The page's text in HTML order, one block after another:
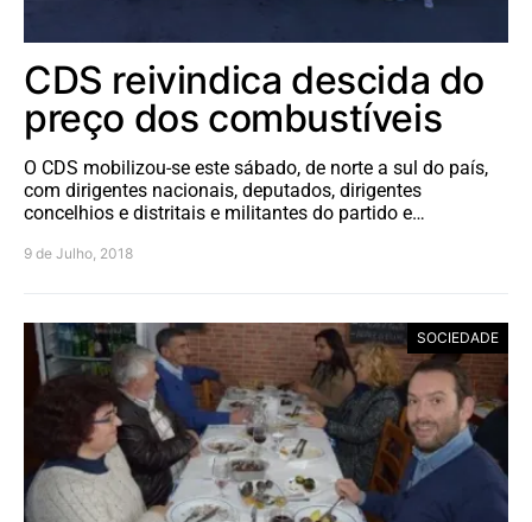
CDS reivindica descida do
preço dos combustíveis
O CDS mobilizou-se este sábado, de norte a sul do país,
com dirigentes nacionais, deputados, dirigentes
concelhios e distritais e militantes do partido e…
9 de Julho, 2018
SOCIEDADE